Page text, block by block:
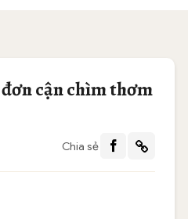
cận chìm thơm
Chia sẻ